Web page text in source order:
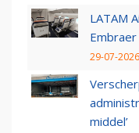
LATAM
29-07-
middel’